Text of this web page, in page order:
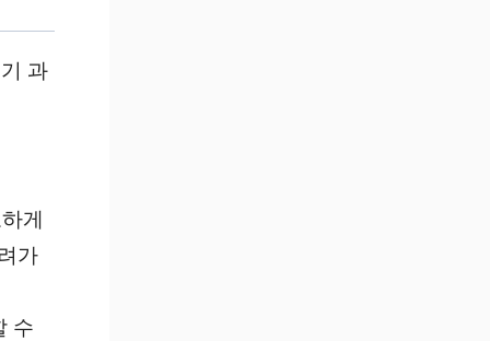
과
게
가
수